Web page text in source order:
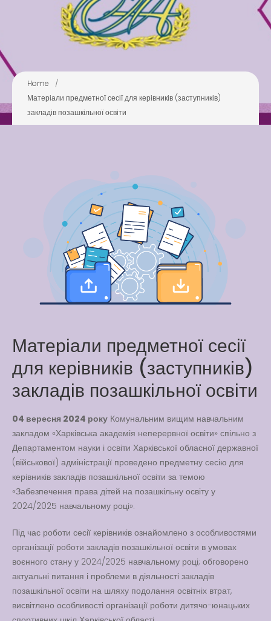
Pool
Play is Our Brain’s Favorite
Way
Latter match class
Kiddie
Latter match class
Swimming Lessons at New
Pool
Play is Our Brain’s Favorite
Way
Latter match class
Вакансії
Публічна
Home
/
Матеріали предметної сесії для керівників (заступників)
закладів позашкільної освіти
Матеріали предметної сесії
для керівників (заступників)
закладів позашкільної освіти
04 вересня 2024 року Комунальним вищим навчальним
закладом «Харківська академія неперервної освіти» спільно з
Департаментом науки і освіти Харківської обласної державної
(військової) адміністрації проведено предметну сесію для
керівників закладів позашкільної освіти за темою
«Забезпечення права дітей на позашкільну освіту у
2024/2025 навчальному році».
Під час роботи сесії керівників ознайомлено з особливостями
організації роботи закладів позашкільної освіти в умовах
воєнного стану у 2024/2025 навчальному році; обговорено
актуальні питання і проблеми в діяльності закладів
позашкільної освіти на шляху подолання освітніх втрат,
висвітлено особливості організації роботи дитячо-юнацьких